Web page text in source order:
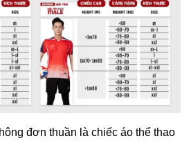
đơn thuần là chiếc áo thể thao